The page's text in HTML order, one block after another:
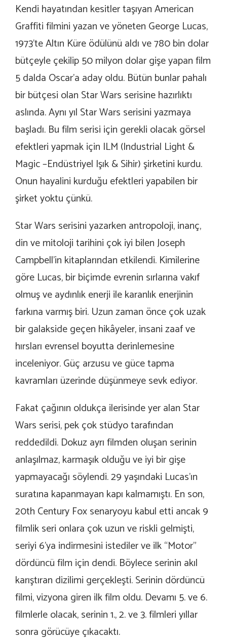
Kendi hayatından kesitler taşıyan American
Graffiti filmini yazan ve yöneten George Lucas,
1973’te Altın Küre ödülünü aldı ve 780 bin dolar
bütçeyle çekilip 50 milyon dolar gişe yapan film
5 dalda Oscar’a aday oldu. Bütün bunlar pahalı
bir bütçesi olan Star Wars serisine hazırlıktı
aslında. Aynı yıl Star Wars serisini yazmaya
başladı. Bu film serisi için gerekli olacak görsel
efektleri yapmak için ILM (Industrial Light &
Magic –Endüstriyel Işık & Sihir) şirketini kurdu.
Onun hayalini kurduğu efektleri yapabilen bir
şirket yoktu çünkü.
Star Wars serisini yazarken antropoloji, inanç,
din ve mitoloji tarihini çok iyi bilen Joseph
Campbell’in kitaplarından etkilendi. Kimilerine
göre Lucas, bir biçimde evrenin sırlarına vakıf
olmuş ve aydınlık enerji ile karanlık enerjinin
farkına varmış biri. Uzun zaman önce çok uzak
bir galakside geçen hikâyeler, insani zaaf ve
hırsları evrensel boyutta derinlemesine
inceleniyor. Güç arzusu ve güce tapma
kavramları üzerinde düşünmeye sevk ediyor.
Fakat çağının oldukça ilerisinde yer alan Star
Wars serisi, pek çok stüdyo tarafından
reddedildi. Dokuz ayrı filmden oluşan serinin
anlaşılmaz, karmaşık olduğu ve iyi bir gişe
yapmayacağı söylendi. 29 yaşındaki Lucas’ın
suratına kapanmayan kapı kalmamıştı. En son,
20th Century Fox senaryoyu kabul etti ancak 9
filmlik seri onlara çok uzun ve riskli gelmişti,
seriyi 6’ya indirmesini istediler ve ilk “Motor”
dördüncü film için dendi. Böylece serinin akıl
karıştıran dizilimi gerçekleşti. Serinin dördüncü
filmi, vizyona giren ilk film oldu. Devamı 5. ve 6.
filmlerle olacak, serinin 1., 2. ve 3. filmleri yıllar
sonra görücüye çıkacaktı.